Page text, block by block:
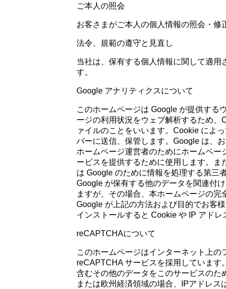
ご本人の照会
お客さまがご本人の個人情報の照会・修
法令、規範の遵守と見直し
当社は、保有する個人情報に関して適
す。
Google アナリティクスについて
このホームページは Google が提供する
ージの利用状況をウェブ解析するため
ァイルのことをいいます。Cookie によ
バーに送信、保管します。Google は、
ホームページ運営者のためにホームペ
ービスを提供するために使用します。ま
は Google のために情報を処理する第三
Google が保有する他のデータを関連付
ますが、その場合、本ホームページの
Google が上記の方法および目的でお客
インストールすると Cookie や IP アドレ
reCAPTCHAについて
このホームページはインターネット上
reCAPTCHA サービスを採用していま
含むその他のデータをこのサービスの
または欧州経済領域の場合、IPアドレ